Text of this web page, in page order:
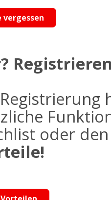
vergessen
oder